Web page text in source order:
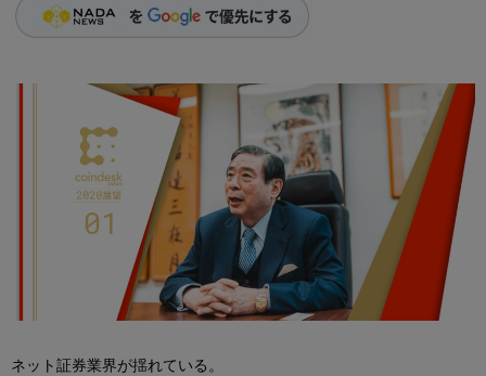
ネット証券業界が揺れている。